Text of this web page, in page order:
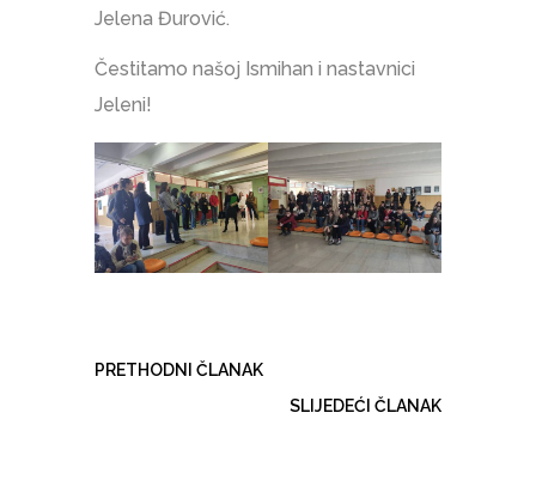
Jelena Đurović.
Čestitamo našoj Ismihan i nastavnici
Jeleni!
PRETHODNI ČLANAK
SLIJEDEĆI ČLANAK